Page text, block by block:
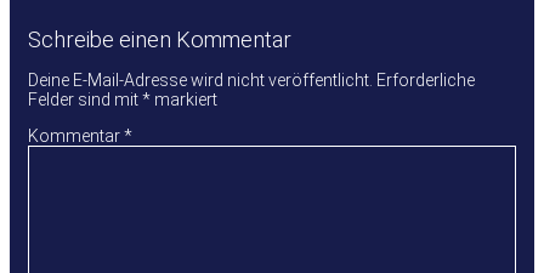
Schreibe einen Kommentar
Deine E-Mail-Adresse wird nicht veröffentlicht. Erforderliche
Felder sind mit* markiert
Kommentar*